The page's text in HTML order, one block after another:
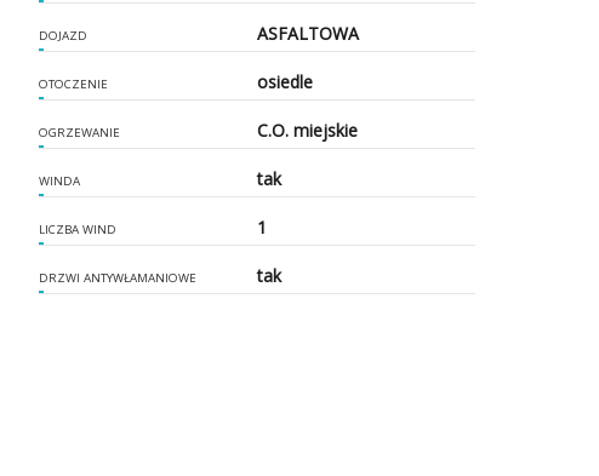
DOJAZD ASFALTOWA
OTOCZENIE osiedle
OGRZEWANIE C.O. miejskie
WINDA tak
LICZBA WIND 1
DRZWI ANTYWŁAMANIOWE tak